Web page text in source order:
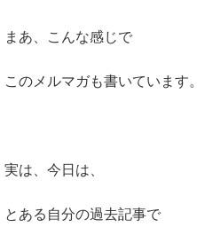
まあ、こんな感じで
このメルマガも書いています。
実は、今日は、
とある自分の過去記事で